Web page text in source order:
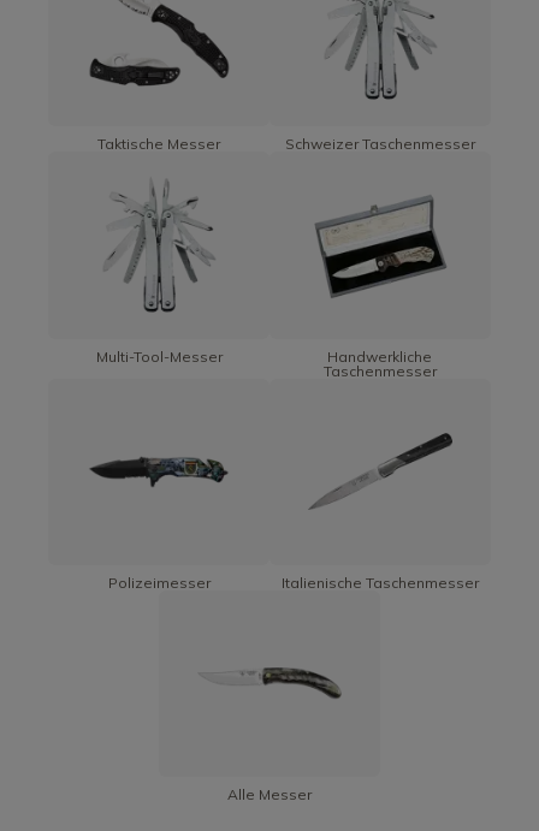
Taktische Messer Schweizer Taschenmesser
Multi-Tool-Messer
Handwerkliche
Taschenmesser
Polizeimesser Italienische Taschenmesser
Alle Messer